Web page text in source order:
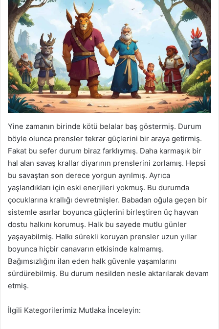
Yine zamanın birinde kötü belalar baş göstermiş. Durum
böyle olunca prensler tekrar güçlerini bir araya getirmiş.
Fakat bu sefer durum biraz farklıymış. Daha karmaşık bir
hal alan savaş krallar diyarının prenslerini zorlamış. Hepsi
bu savaştan son derece yorgun ayrılmış. Ayrıca
yaşlandıkları için eski enerjileri yokmuş. Bu durumda
çocuklarına krallığı devretmişler. Babadan oğula geçen bir
sistemle asırlar boyunca güçlerini birleştiren üç hayvan
dostu halkını korumuş. Halk bu sayede mutlu günler
yaşayabilmiş. Halkı sürekli koruyan prensler uzun yıllar
boyunca hiçbir canavarın etkisinde kalmamış.
Bağımsızlığını ilan eden halk güvenle yaşamlarını
sürdürebilmiş. Bu durum nesilden nesle aktarılarak devam
etmiş.
İlgili Kategorilerimiz Mutlaka İnceleyin: